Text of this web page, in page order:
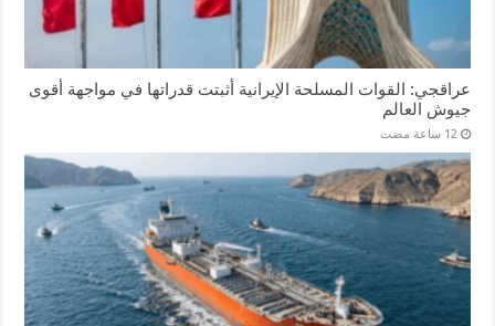
عراقجي: القوات المسلحة الإيرانية أثبتت قدراتها في مواجهة أقوى
جيوش العالم